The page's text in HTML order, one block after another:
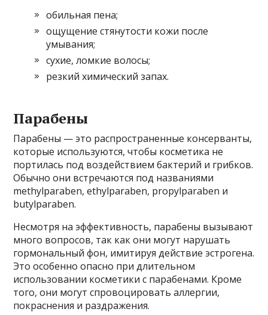
обильная пена;
ощущение стянутости кожи после
умывания;
сухие, ломкие волосы;
резкий химический запах.
Парабены
Парабены — это распространенные консерванты,
которые используются, чтобы косметика не
портилась под воздействием бактерий и грибков.
Обычно они встречаются под названиями
methylparaben, ethylparaben, propylparaben и
butylparaben.
Несмотря на эффективность, парабены вызывают
много вопросов, так как они могут нарушать
гормональный фон, имитируя действие эстрогена.
Это особенно опасно при длительном
использовании косметики с парабенами. Кроме
того, они могут спровоцировать аллергии,
покраснения и раздражения.